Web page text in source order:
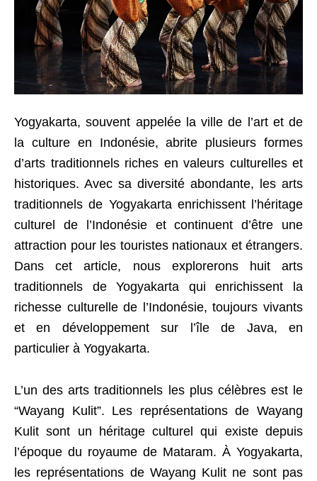
Yogyakarta, souvent appelée la ville de l’art et de
la culture en Indonésie, abrite plusieurs formes
d’arts traditionnels riches en valeurs culturelles et
historiques. Avec sa diversité abondante, les arts
traditionnels de Yogyakarta enrichissent l’héritage
culturel de l’Indonésie et continuent d’être une
attraction pour les touristes nationaux et étrangers.
Dans cet article, nous explorerons huit arts
traditionnels de Yogyakarta qui enrichissent la
richesse culturelle de l’Indonésie, toujours vivants
et en développement sur l’île de Java, en
particulier à Yogyakarta.
L’un des arts traditionnels les plus célèbres est le
“Wayang Kulit”. Les représentations de Wayang
Kulit sont un héritage culturel qui existe depuis
l’époque du royaume de Mataram. À Yogyakarta,
les représentations de Wayang Kulit ne sont pas